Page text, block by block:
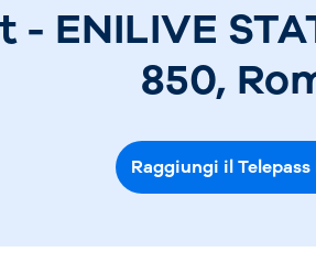
- ENILIVE
850,
Raggiungi il